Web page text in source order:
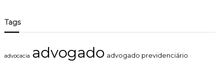
Tags
advocacia advogado advogado previdenciário